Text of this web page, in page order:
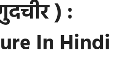
) :
In Hindi